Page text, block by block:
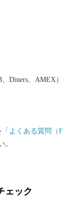
います。 鶏肉
どを原料に作ら
蔵元が生み出
くさんの人たち
Diners、AMEX）
「よくある質問（F
。
ェック